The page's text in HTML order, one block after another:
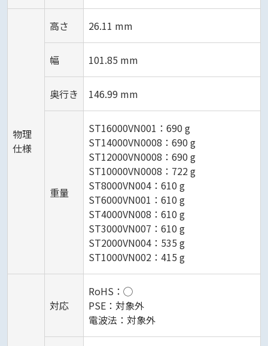
物理
仕様
高さ 26.11 mm
幅 101.85 mm
奥行き 146.99 mm
重量
ST16000VN001：690 g
ST14000VN0008：690 g
ST12000VN0008：690 g
ST10000VN0008：722 g
ST8000VN004：610 g
ST6000VN001：610 g
ST4000VN008：610 g
ST3000VN007：610 g
ST2000VN004：535 g
ST1000VN002：415 g
対応
RoHS：◯
PSE：対象外
電波法：対象外